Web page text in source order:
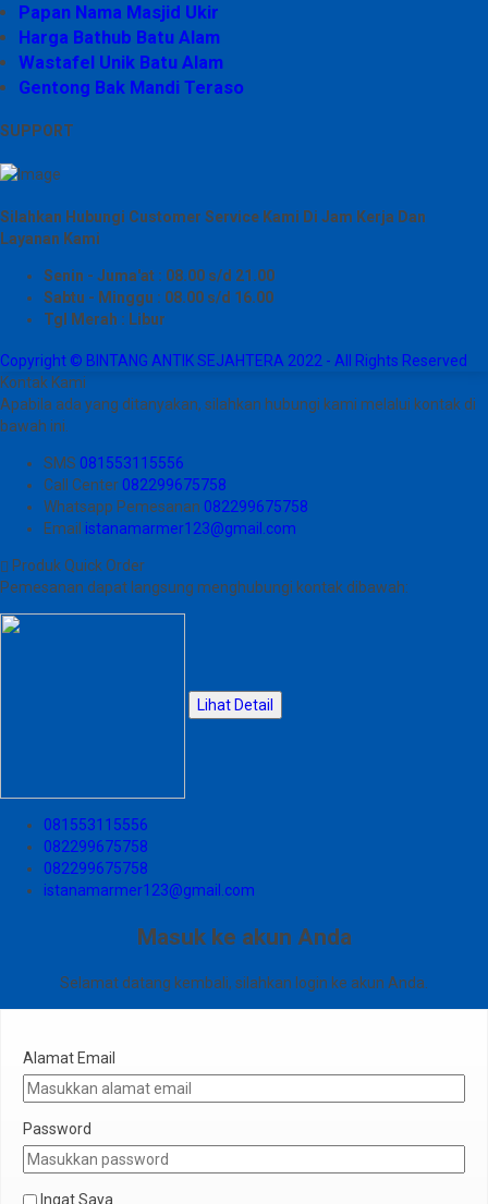
Papan Nama Masjid Ukir
Harga Bathub Batu Alam
Wastafel Unik Batu Alam
Gentong Bak Mandi Teraso
SUPPORT
Silahkan Hubungi Customer Service Kami Di Jam Kerja Dan
Layanan Kami
Senin - Juma'at : 08.00 s/d 21.00
Sabtu - Minggu : 08.00 s/d 16.00
Tgl Merah : Libur
Copyright © BINTANG ANTIK SEJAHTERA 2022 - All Rights Reserved
Kontak Kami
Apabila ada yang ditanyakan, silahkan hubungi kami melalui kontak di
bawah ini.
SMS 081553115556
Call Center 082299675758
Whatsapp Pemesanan 082299675758
Email istanamarmer123@gmail.com
Produk Quick Order
Pemesanan dapat langsung menghubungi kontak dibawah:
Lihat Detail
081553115556
082299675758
082299675758
istanamarmer123@gmail.com
Masuk ke akun Anda
Selamat datang kembali, silahkan login ke akun Anda.
Alamat Email
Password
Ingat Saya